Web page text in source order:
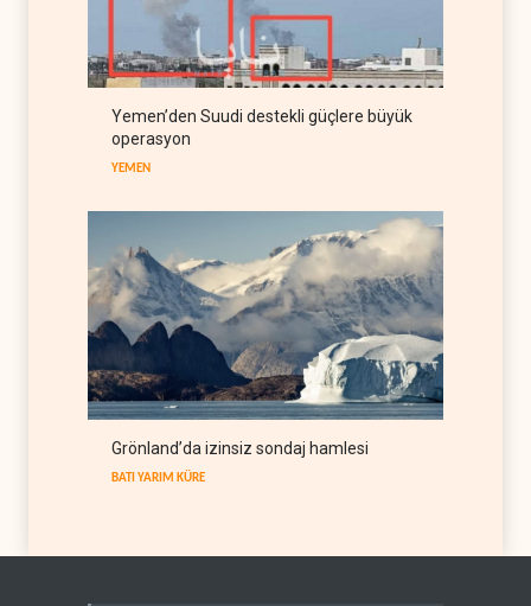
Afrika'daki petrol
üreticilerine yaradı
09 Ağustos 2026
Pentagon silah şirketlerine
21 gün süre verdi
Yemen’den Suudi destekli güçlere büyük
operasyon
YEMEN
Grönland’da izinsiz sondaj hamlesi
BATI YARIM KÜRE